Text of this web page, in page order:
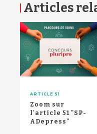
Articles
ARTICLE 51
Zoom sur
l'article 51 "SP-
ADepress"